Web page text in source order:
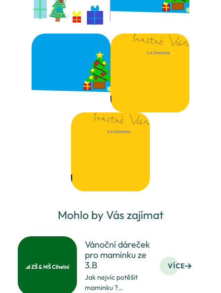
Mohlo by Vás zajímat
Vánoční dáreček
pro maminku ze
3.B
Jak nejvíc potěšit
maminku ?
VÍCE